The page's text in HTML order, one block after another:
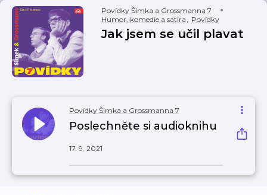
Povídky Šimka a Grossmanna 7
Humor, komedie a satira, Povídky
Jak jsem se učil plavat
Povídky Šimka a Grossmanna 7
Poslechněte si audioknihu
17. 9. 2021